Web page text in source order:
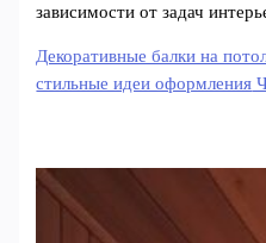
зависимости от задач
Декоративные балки на
стильные идеи оформления